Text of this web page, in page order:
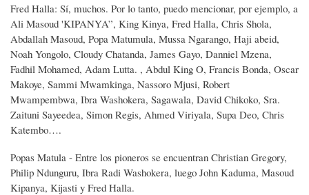
Fred Halla: Sí, muchos. Por lo tanto, puedo mencionar, por ejemplo, a
Ali Masoud 'KIPANYA”, King Kinya, Fred Halla, Chris Shola,
Abdallah Masoud, Popa Matumula, Mussa Ngarango, Haji abeid,
Noah Yongolo, Cloudy Chatanda, James Gayo, Danniel Mzena,
Fadhil Mohamed, Adam Lutta. , Abdul King O, Francis Bonda, Oscar
Makoye, Sammi Mwamkinga, Nassoro Mjusi, Robert
Mwampembwa, Ibra Washokera, Sagawala, David Chikoko, Sra.
Zaituni Sayeedea, Simon Regis, Ahmed Viriyala, Supa Deo, Chris
Katembo….
Popas Matula - Entre los pioneros se encuentran Christian Gregory,
Philip Ndunguru, Ibra Radi Washokera, luego John Kaduma, Masoud
Kipanya, Kijasti y Fred Halla.